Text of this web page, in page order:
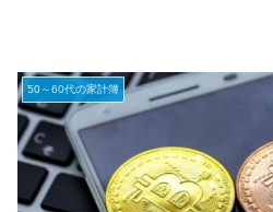
50～60代の家計簿